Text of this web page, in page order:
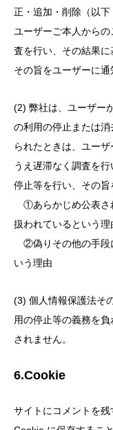
正・追加・削除（以下
ユーザーご本人から
査を行い、その結果に
その旨をユーザーに通
(2) 弊社は、ユーザー
の利用の停止または
られたときは、ユー
うえ遅滞なく調査を
停止等を行い、その旨
①あらかじめ公表さ
扱われているという理
②偽りその他の手段
いう理由
(3) 個人情報保護法そ
用の停止等の義務を
されません。
6.Cookie
サイトにコメントを